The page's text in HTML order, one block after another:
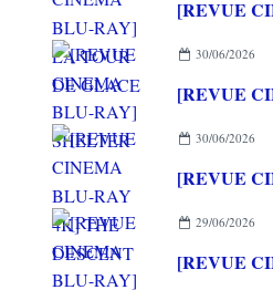
30/06/2026
30/06/2026
29/06/2026